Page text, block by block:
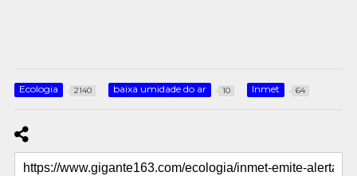
Ecologia 2140 baixa umidade do ar 10 Inmet 64